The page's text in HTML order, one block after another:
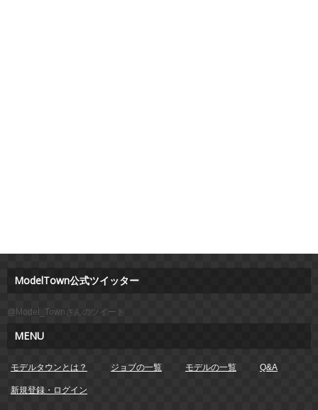
ModelTown公式ツイッター
@Model_Townさんのツイート
MENU
モデルタウンとは？ ジョブの一覧 モデルの一覧 Q&A
新規登録・ログイン